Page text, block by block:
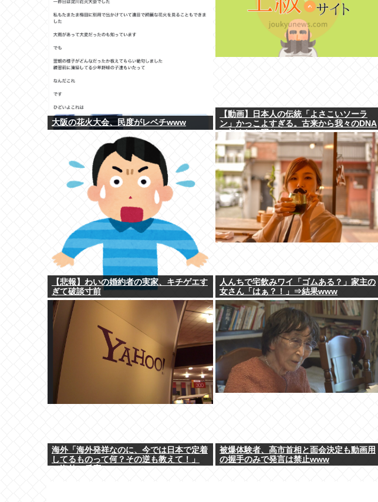
大阪の花火大会、民度がレベチwww
【動画】日本人の伝統「よさこいソーラ
ン」かっこよすぎる。古来から我々のDNA
に刻まれた踊り
【悲報】わいの婚約者の実家、キチゲエす
ぎて破談寸前
人んちで宅飲みワイ「ゴムある？」家主の
女さん「はぁ？！」⇒結果www
海外「海外発祥なのに、今では日本で定着
してるものって何？その逆も教えて！」
被爆体験者、高市首相と面会決定も動画用
の握手のみで発言は禁止www